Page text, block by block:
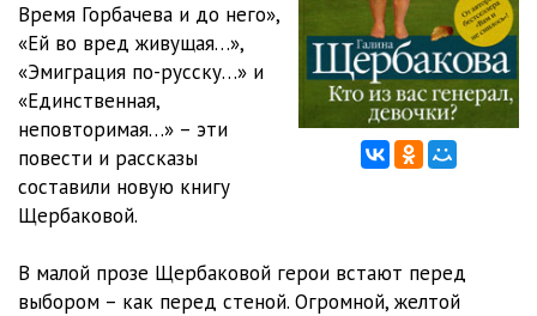
01_10_Kto_iz_vas_general 15:23
01_11_Kto_iz_vas_general 15:41
01_12_Kto_iz_vas_general 16:06
01_13_Kto_iz_vas_general
01_14_Kto_iz_vas_general
01_16_Kto_iz_vas_general
Время Горбачева и до него»,
«Ей во вред живущая…»,
«Эмиграция по-русску…» и
«Единственная,
неповторимая…» – эти
повести и рассказы
составили новую книгу
Щербаковой.
В малой прозе Щербаковой герои встают перед
выбором – как перед стеной. Огромной, желтой